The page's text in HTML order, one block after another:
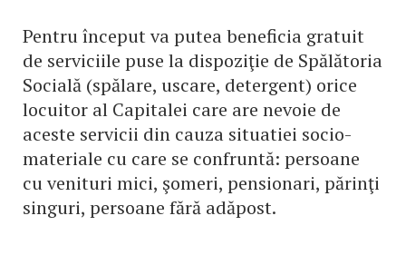
Pentru început va putea beneficia gratuit
de serviciile puse la dispoziţie de Spălătoria
Socială (spălare, uscare, detergent) orice
locuitor al Capitalei care are nevoie de
aceste servicii din cauza situatiei socio-
materiale cu care se confruntă: persoane
cu venituri mici, şomeri, pensionari, părinţi
singuri, persoane fără adăpost.